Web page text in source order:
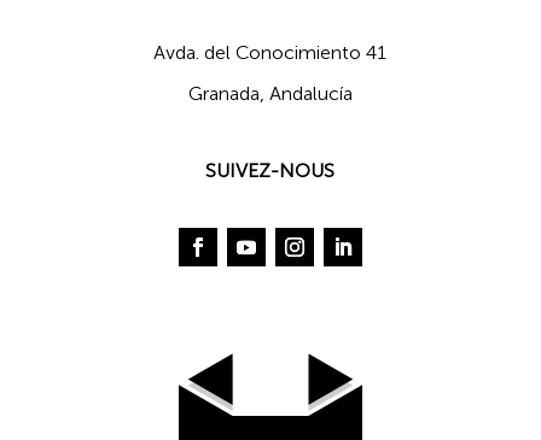
Avda. del Conocimiento 41
Granada, Andalucía
SUIVEZ-NOUS